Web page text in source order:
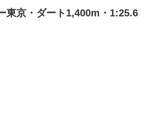
京・ダート1,400m・1:25.6